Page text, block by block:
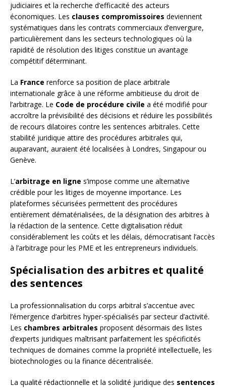
judiciaires et la recherche d’efficacité des acteurs
économiques. Les clauses compromissoires deviennent
systématiques dans les contrats commerciaux d’envergure,
particulièrement dans les secteurs technologiques où la
rapidité de résolution des litiges constitue un avantage
compétitif déterminant.
La France renforce sa position de place arbitrale
internationale grâce à une réforme ambitieuse du droit de
l’arbitrage. Le Code de procédure civile a été modifié pour
accroître la prévisibilité des décisions et réduire les possibilités
de recours dilatoires contre les sentences arbitrales. Cette
stabilité juridique attire des procédures arbitrales qui,
auparavant, auraient été localisées à Londres, Singapour ou
Genève.
L’arbitrage en ligne s’impose comme une alternative
crédible pour les litiges de moyenne importance. Les
plateformes sécurisées permettent des procédures
entièrement dématérialisées, de la désignation des arbitres à
la rédaction de la sentence. Cette digitalisation réduit
considérablement les coûts et les délais, démocratisant l’accès
à l’arbitrage pour les PME et les entrepreneurs individuels.
Spécialisation des arbitres et qualité
des sentences
La professionnalisation du corps arbitral s’accentue avec
l’émergence d’arbitres hyper-spécialisés par secteur d’activité.
Les chambres arbitrales proposent désormais des listes
d’experts juridiques maîtrisant parfaitement les spécificités
techniques de domaines comme la propriété intellectuelle, les
biotechnologies ou la finance décentralisée.
La qualité rédactionnelle et la solidité juridique des sentences